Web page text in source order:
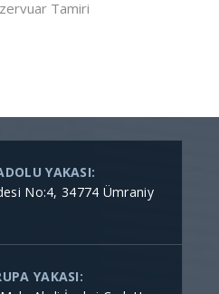
Tamiri
YAKASI:
No:4, 34774 Ümraniy
YAKASI: